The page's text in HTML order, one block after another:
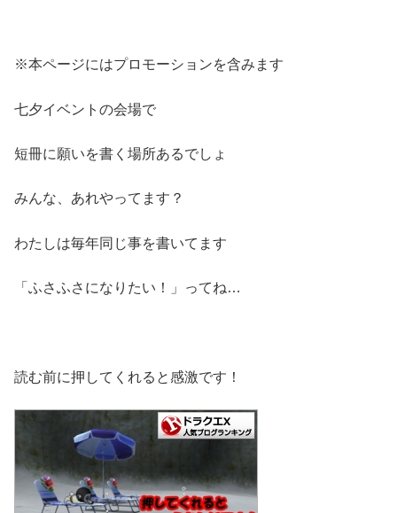
※本ページにはプロモーションを含みます
七夕イベントの会場で
短冊に願いを書く場所あるでしょ
みんな、あれやってます？
わたしは毎年同じ事を書いてます
「ふさふさになりたい！」ってね…
読む前に押してくれると感激です！